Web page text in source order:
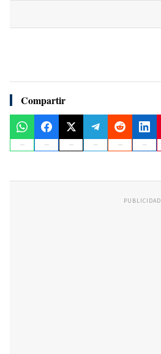
Compartir
PUBLICIDAD